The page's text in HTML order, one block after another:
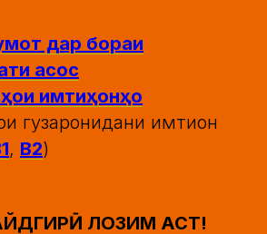
дар бораи
асос
имтиҳонҳо
гузаронидани имтиҳон
, В2)
ЛОЗИМ АСТ!